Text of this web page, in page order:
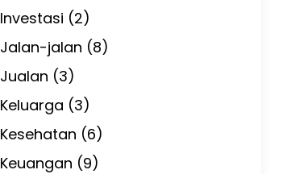
Investasi (2)
Jalan-jalan (8)
Jualan (3)
Keluarga (3)
Kesehatan (6)
Keuangan (9)